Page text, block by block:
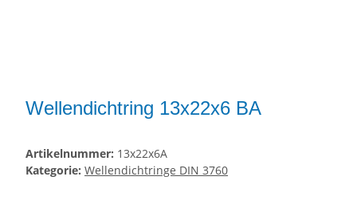
Wellendichtring 13x22x6 BA
Artikelnummer: 13x22x6A
Kategorie: Wellendichtringe DIN 3760